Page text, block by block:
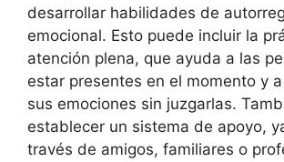
desarrollar habilidades de
emocional. Esto puede incluir la
atención plena, que ayuda a las
estar presentes en el momento y
sus emociones sin juzgarlas.
establecer un sistema de apoyo,
través de amigos, familiares o